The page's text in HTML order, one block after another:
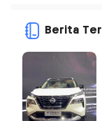
Berita